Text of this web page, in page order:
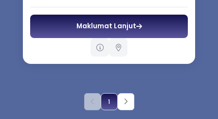
Maklumat Lanjut
1